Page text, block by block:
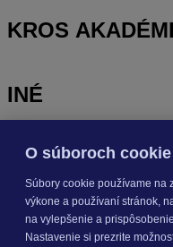
KROS
INÉ
O súboroch
Súbory cookie používame na
výkone a používaní stránok,
na vylepšenie a
Nastavenie si prezrite